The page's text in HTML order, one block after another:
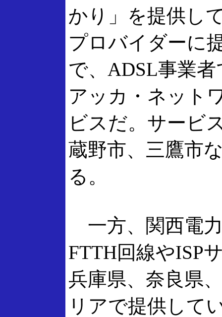
かり」を提供し
プロバイダーに
で、ADSL事業
アッカ・ネット
ビスだ。サービ
蔵野市、三鷹市
る。
一方、関西電
FTTH回線やISP
兵庫県、奈良県
リアで提供して